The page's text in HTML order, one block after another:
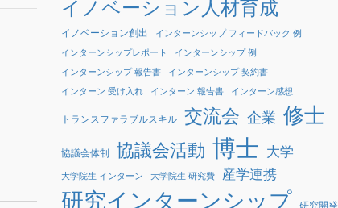
イノベーション人材育成
イノベーション創出
インターンシップ フィードバック 例
インターンシップレポート
インターンシップ 例
インターンシップ 報告書
インターンシップ 契約書
インターン 受け入れ
インターン 報告書 インターン感想
トランスファラブルスキル 交流会 企業 修士
協議会体制 協議会活動 博士 大学
大学院生 インターン 大学院生 研究費 産学連携
研究インターンシップ 研究開発